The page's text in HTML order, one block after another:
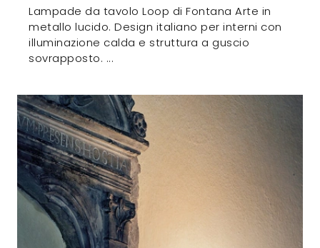
Lampade da tavolo Loop di Fontana Arte in
metallo lucido. Design italiano per interni con
illuminazione calda e struttura a guscio
sovrapposto. ...